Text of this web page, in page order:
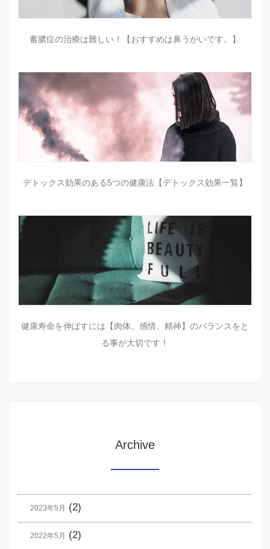
蓄膿症の治療は難しい！【おすすめは鼻うがいです。】
デトックス効果のある5つの健康法【デトックス効果一覧】
健康寿命を伸ばすには【肉体、感情、精神】のバランスをと
る事が大切です！
Archive
2023年5月 (2)
2022年5月 (2)